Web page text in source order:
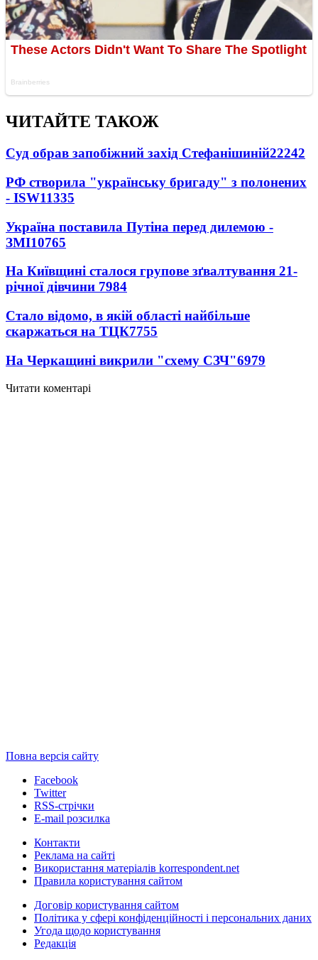
ЧИТАЙТЕ ТАКОЖ
Суд обрав запобіжний захід Стефанішиній22242
РФ створила "українську бригаду" з полонених
- ISW11335
Україна поставила Путіна перед дилемою -
ЗМІ10765
На Київщині сталося групове зґвалтування 21-
річної дівчини 7984
Стало відомо, в якій області найбільше
скаржаться на ТЦК7755
На Черкащині викрили "схему СЗЧ"6979
Читати коментарі
Повна версія сайту
Facebook
Twitter
RSS-стрічки
E-mail розсилка
Контакти
Реклама на сайті
Використання матеріалів korrespondent.net
Правила користування сайтом
Договір користування сайтом
Політика у сфері конфіденційності і персональних даних
Угода щодо користування
Редакція